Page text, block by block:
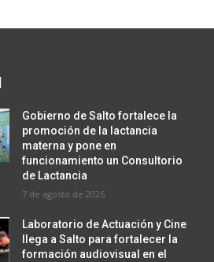
Gobierno de Salto fortalece la
promoción de la lactancia
materna y pone en
funcionamiento un Consultorio
de Lactancia
7 de agosto de 2026
Laboratorio de Actuación y Cine
llega a Salto para fortalecer la
formación audiovisual en el